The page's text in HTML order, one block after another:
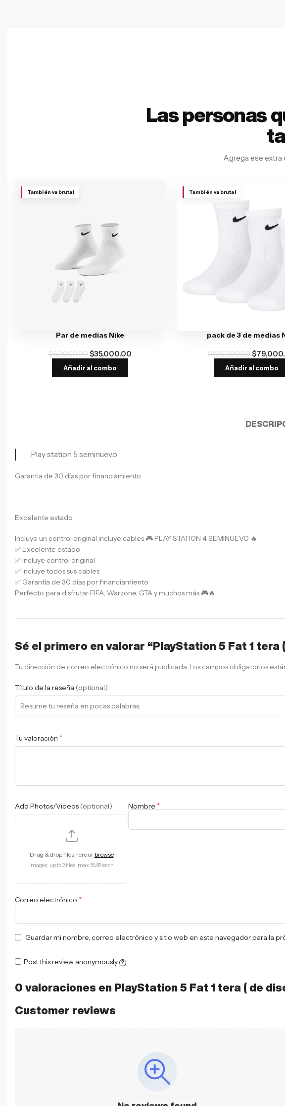
Las personas
Agrega ese extra
También va brutal
Par de medias Nike
$50,000.00$35,000.00
Añadir al combo
También va brutal
pack de 3 de medias
$120,000.00$
Añadir al combo
Play station 5 seminuevo
Garantia de 30 días por financiamiento
Excelente estado
Incluye un control original incluye cables 🎮 PLAY STATION 4 SEMINUEVO 🔥
✅ Excelente estado
✅ Incluye control original
✅ Incluye todos sus cables
✅ Garantía de 30 días por financiamiento
Perfecto para disfrutar FIFA, Warzone, GTA y muchos más 🎮🔥
0 valoraciones en PlayStation 5 Fat 1 tera ( de
Customer reviews
Sé el primero en valorar “PlayStation 5 Fat 1 tera
Tu dirección de correo electrónico no será publicada. Los campos obligatorios
Título de la reseña (optional)
Tu valoración *
Add Photos/Videos (optional)
Drag & drop files here or browse
Images: up to 2 files, max 5MB each
Nombre *
Correo electrónico *
Guardar mi nombre, correo electrónico y sitio web en este navegador para la
Post this review anonymously ?